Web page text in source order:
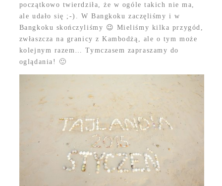
początkowo twierdziła, że w ogóle takich nie ma,
ale udało się ;-). W Bangkoku zaczęliśmy i w
Bangkoku skończyliśmy 😉 Mieliśmy kilka przygód,
zwłaszcza na granicy z Kambodżą, ale o tym może
kolejnym razem… Tymczasem zapraszamy do
oglądania! 🙂